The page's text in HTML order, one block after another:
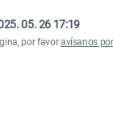
05. 26 17:19
por favoravísanos